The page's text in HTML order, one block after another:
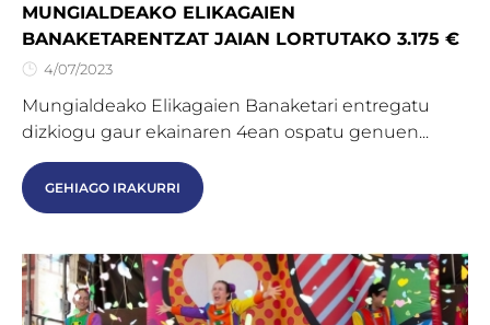
MUNGIALDEAKO ELIKAGAIEN
BANAKETARENTZAT JAIAN LORTUTAKO 3.175 €
4/07/2023
Mungialdeako Elikagaien Banaketari entregatu
dizkiogu gaur ekainaren 4ean ospatu genuen...
GEHIAGO IRAKURRI